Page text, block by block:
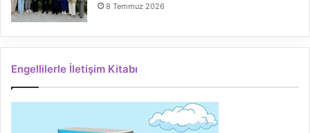
8 Temmuz 2026
Engellilerle İletişim Kitabı